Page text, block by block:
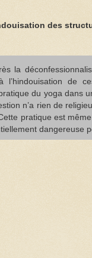
des
la
l’hindouisation de
du yoga dans
n’a rien de
pratique est
dangereuse